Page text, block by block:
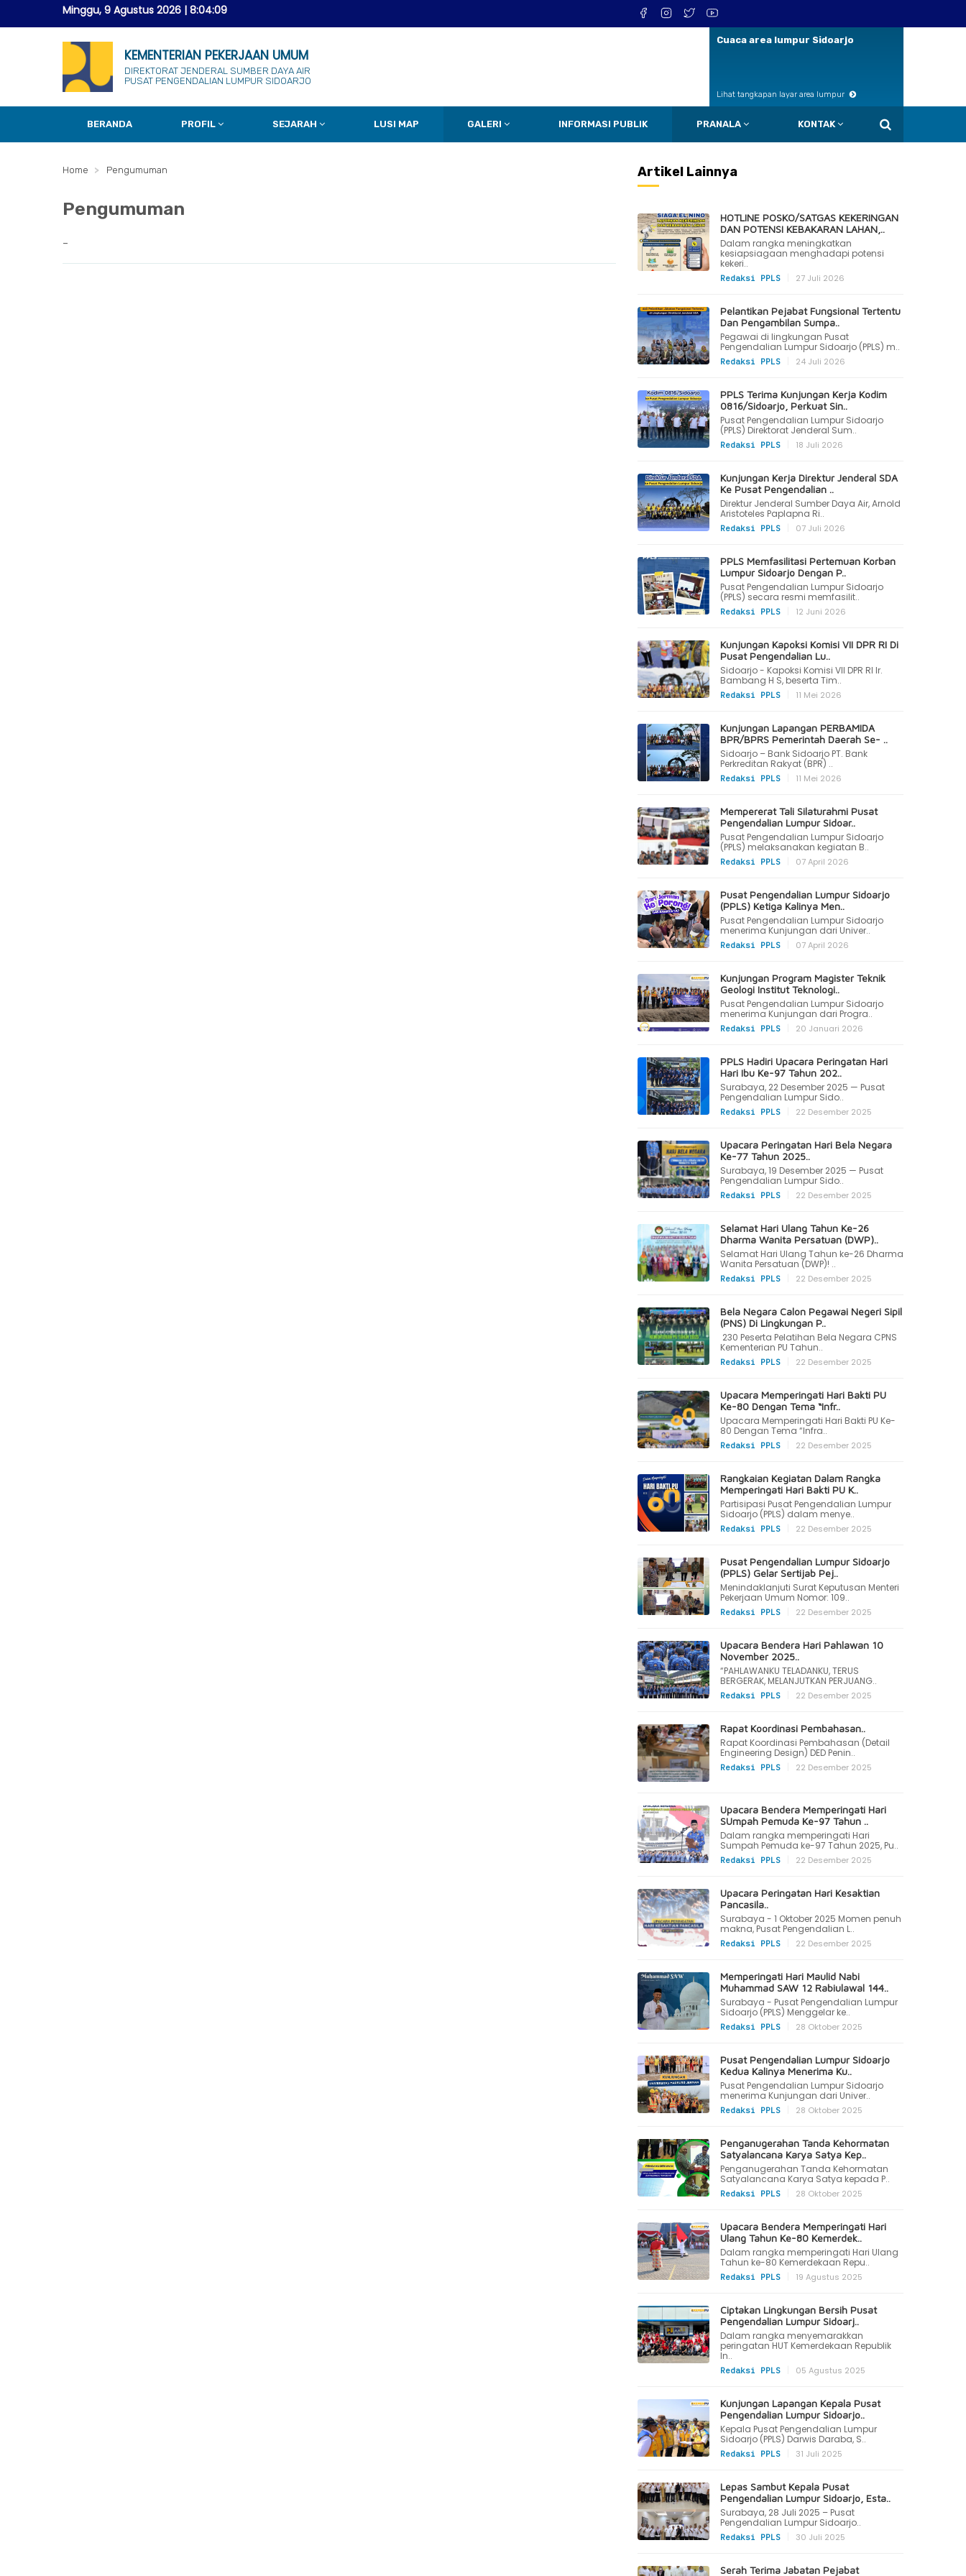
Minggu, 9 Agustus 2026 | 8:04:10
KEMENTERIAN PEKERJAAN UMUM
DIREKTORAT JENDERAL SUMBER DAYA AIR
PUSAT PENGENDALIAN LUMPUR SIDOARJO
Cuaca area lumpur Sidoarjo
Lihat tangkapan layar area lumpur
BERANDA PROFIL SEJARAH LUSI MAP GALERI INFORMASI PUBLIK PRANALA KONTAK
Home Pengumuman
Pengumuman
-
Artikel Lainnya
HOTLINE POSKO/SATGAS KEKERINGAN
DAN POTENSI KEBAKARAN LAHAN,..
Dalam rangka meningkatkan
kesiapsiagaan menghadapi potensi
kekeri..
Redaksi PPLS 27 Juli 2026
Pelantikan Pejabat Fungsional Tertentu
Dan Pengambilan Sumpa..
Pegawai di lingkungan Pusat
Pengendalian Lumpur Sidoarjo (PPLS) m..
Redaksi PPLS 24 Juli 2026
PPLS Terima Kunjungan Kerja Kodim
0816/Sidoarjo, Perkuat Sin..
Pusat Pengendalian Lumpur Sidoarjo
(PPLS) Direktorat Jenderal Sum..
Redaksi PPLS 18 Juli 2026
Kunjungan Kerja Direktur Jenderal SDA
Ke Pusat Pengendalian ..
Direktur Jenderal Sumber Daya Air, Arnold
Aristoteles Paplapna Ri..
Redaksi PPLS 07 Juli 2026
PPLS Memfasilitasi Pertemuan Korban
Lumpur Sidoarjo Dengan P..
Pusat Pengendalian Lumpur Sidoarjo
(PPLS) secara resmi memfasilit..
Redaksi PPLS 12 Juni 2026
Kunjungan Kapoksi Komisi VII DPR RI Di
Pusat Pengendalian Lu..
Sidoarjo - Kapoksi Komisi VII DPR RI Ir.
Bambang H S, beserta Tim..
Redaksi PPLS 11 Mei 2026
Kunjungan Lapangan PERBAMIDA
BPR/BPRS Pemerintah Daerah Se- ..
Sidoarjo – Bank Sidoarjo PT. Bank
Perkreditan Rakyat (BPR) ..
Redaksi PPLS 11 Mei 2026
Mempererat Tali Silaturahmi Pusat
Pengendalian Lumpur Sidoar..
Pusat Pengendalian Lumpur Sidoarjo
(PPLS) melaksanakan kegiatan B..
Redaksi PPLS 07 April 2026
Pusat Pengendalian Lumpur Sidoarjo
(PPLS) Ketiga Kalinya Men..
Pusat Pengendalian Lumpur Sidoarjo
menerima Kunjungan dari Univer..
Redaksi PPLS 07 April 2026
Kunjungan Program Magister Teknik
Geologi Institut Teknologi..
Pusat Pengendalian Lumpur Sidoarjo
menerima Kunjungan dari Progra..
Redaksi PPLS 20 Januari 2026
PPLS Hadiri Upacara Peringatan Hari
Hari Ibu Ke-97 Tahun 202..
Surabaya, 22 Desember 2025 — Pusat
Pengendalian Lumpur Sido..
Redaksi PPLS 22 Desember 2025
Upacara Peringatan Hari Bela Negara
Ke-77 Tahun 2025..
Surabaya, 19 Desember 2025 — Pusat
Pengendalian Lumpur Sido..
Redaksi PPLS 22 Desember 2025
Selamat Hari Ulang Tahun Ke-26
Dharma Wanita Persatuan (DWP)..
Selamat Hari Ulang Tahun ke-26 Dharma
Wanita Persatuan (DWP)! ..
Redaksi PPLS 22 Desember 2025
Bela Negara Calon Pegawai Negeri Sipil
(PNS) Di Lingkungan P..
230 Peserta Pelatihan Bela Negara CPNS
Kementerian PU Tahun..
Redaksi PPLS 22 Desember 2025
Upacara Memperingati Hari Bakti PU
Ke-80 Dengan Tema “Infr..
Upacara Memperingati Hari Bakti PU Ke-
80 Dengan Tema “Infra..
Redaksi PPLS 22 Desember 2025
Rangkaian Kegiatan Dalam Rangka
Memperingati Hari Bakti PU K..
Partisipasi Pusat Pengendalian Lumpur
Sidoarjo (PPLS) dalam menye..
Redaksi PPLS 22 Desember 2025
Pusat Pengendalian Lumpur Sidoarjo
(PPLS) Gelar Sertijab Pej..
Menindaklanjuti Surat Keputusan Menteri
Pekerjaan Umum Nomor: 109..
Redaksi PPLS 22 Desember 2025
Upacara Bendera Hari Pahlawan 10
November 2025..
“PAHLAWANKU TELADANKU, TERUS
BERGERAK, MELANJUTKAN PERJUANG..
Redaksi PPLS 22 Desember 2025
Rapat Koordinasi Pembahasan..
Rapat Koordinasi Pembahasan (Detail
Engineering Design) DED Penin..
Redaksi PPLS 22 Desember 2025
Upacara Bendera Memperingati Hari
SUmpah Pemuda Ke-97 Tahun ..
Dalam rangka memperingati Hari
Sumpah Pemuda ke-97 Tahun 2025, Pu..
Redaksi PPLS 22 Desember 2025
Upacara Peringatan Hari Kesaktian
Pancasila..
Surabaya - 1 Oktober 2025 Momen penuh
makna, Pusat Pengendalian L..
Redaksi PPLS 22 Desember 2025
Memperingati Hari Maulid Nabi
Muhammad SAW 12 Rabiulawal 144..
Surabaya - Pusat Pengendalian Lumpur
Sidoarjo (PPLS) Menggelar ke..
Redaksi PPLS 28 Oktober 2025
Pusat Pengendalian Lumpur Sidoarjo
Kedua Kalinya Menerima Ku..
Pusat Pengendalian Lumpur Sidoarjo
menerima Kunjungan dari Univer..
Redaksi PPLS 28 Oktober 2025
Penganugerahan Tanda Kehormatan
Satyalancana Karya Satya Kep..
Penganugerahan Tanda Kehormatan
Satyalancana Karya Satya kepada P..
Redaksi PPLS 28 Oktober 2025
Upacara Bendera Memperingati Hari
Ulang Tahun Ke-80 Kemerdek..
Dalam rangka memperingati Hari Ulang
Tahun ke-80 Kemerdekaan Repu..
Redaksi PPLS 19 Agustus 2025
Ciptakan Lingkungan Bersih Pusat
Pengendalian Lumpur Sidoarj..
Dalam rangka menyemarakkan
peringatan HUT Kemerdekaan Republik
In..
Redaksi PPLS 05 Agustus 2025
Kunjungan Lapangan Kepala Pusat
Pengendalian Lumpur Sidoarjo..
Kepala Pusat Pengendalian Lumpur
Sidoarjo (PPLS) Darwis Daraba, S..
Redaksi PPLS 31 Juli 2025
Lepas Sambut Kepala Pusat
Pengendalian Lumpur Sidoarjo, Esta..
Surabaya, 28 Juli 2025 – Pusat
Pengendalian Lumpur Sidoarjo..
Redaksi PPLS 30 Juli 2025
Serah Terima Jabatan Pejabat